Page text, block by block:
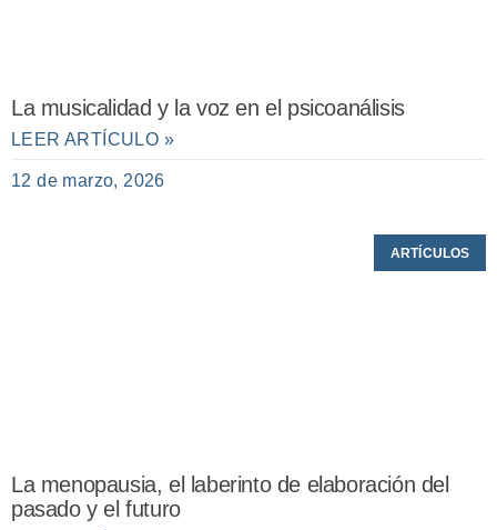
La musicalidad y la voz en el psicoanálisis
LEER ARTÍCULO »
12 de marzo, 2026
ARTÍCULOS
La menopausia, el laberinto de elaboración del
pasado y el futuro